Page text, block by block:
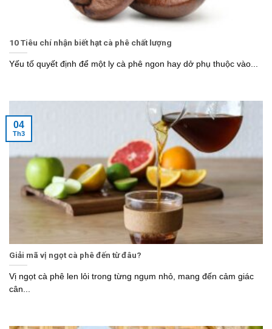
10 Tiêu chí nhận biết hạt cà phê chất lượng
Yếu tố quyết định để một ly cà phê ngon hay dở phụ thuộc vào...
Giải mã vị ngọt cà phê đến từ đâu?
Vị ngọt cà phê len lỏi trong từng ngụm nhỏ, mang đến cảm giác
cân...
04
Th3